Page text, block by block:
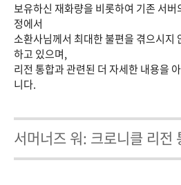
보유하신 재화량을 비롯하여 기존 서
정에서
소환사님께서 최대한 불편을 겪으시지
하고 있으며,
리전 통합과 관련된 더 자세한 내용을
니다.
서머너즈 워: 크로니클 리전